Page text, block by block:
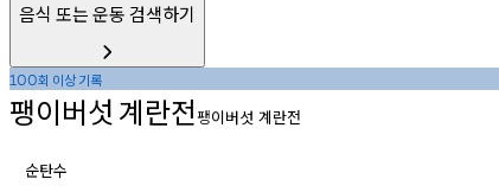
음식 또는 운동 검색하기
100회 이상기록
팽이버섯 계란전 팽이버섯 계란전
순탄수